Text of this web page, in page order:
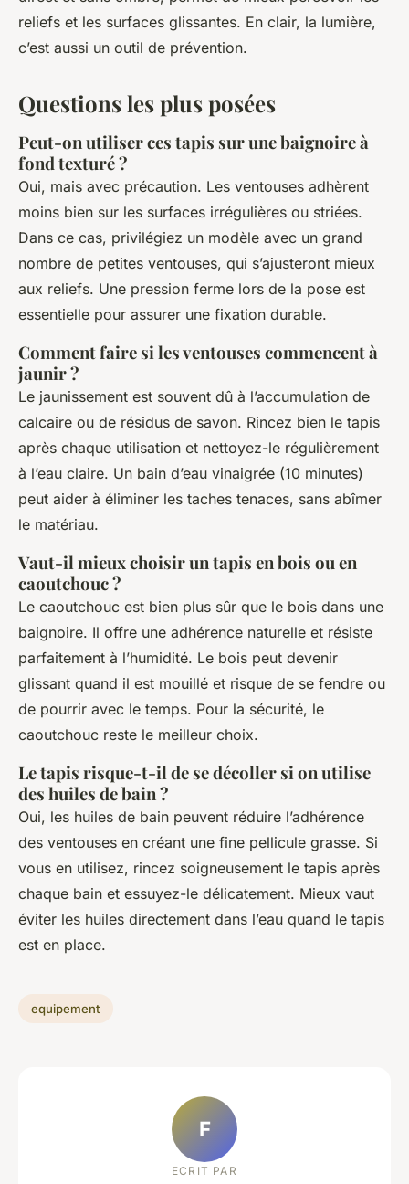
reliefs et les surfaces glissantes. En clair, la lumière,
c’est aussi un outil de prévention.
Questions les plus posées
Peut-on utiliser ces tapis sur une baignoire à
fond texturé ?
Oui, mais avec précaution. Les ventouses adhèrent
moins bien sur les surfaces irrégulières ou striées.
Dans ce cas, privilégiez un modèle avec un grand
nombre de petites ventouses, qui s’ajusteront mieux
aux reliefs. Une pression ferme lors de la pose est
essentielle pour assurer une fixation durable.
Comment faire si les ventouses commencent à
jaunir ?
Le jaunissement est souvent dû à l’accumulation de
calcaire ou de résidus de savon. Rincez bien le tapis
après chaque utilisation et nettoyez-le régulièrement
à l’eau claire. Un bain d’eau vinaigrée (10 minutes)
peut aider à éliminer les taches tenaces, sans abîmer
le matériau.
Vaut-il mieux choisir un tapis en bois ou en
caoutchouc ?
Le caoutchouc est bien plus sûr que le bois dans une
baignoire. Il offre une adhérence naturelle et résiste
parfaitement à l’humidité. Le bois peut devenir
glissant quand il est mouillé et risque de se fendre ou
de pourrir avec le temps. Pour la sécurité, le
caoutchouc reste le meilleur choix.
Le tapis risque-t-il de se décoller si on utilise
des huiles de bain ?
Oui, les huiles de bain peuvent réduire l’adhérence
des ventouses en créant une fine pellicule grasse. Si
vous en utilisez, rincez soigneusement le tapis après
chaque bain et essuyez-le délicatement. Mieux vaut
éviter les huiles directement dans l’eau quand le tapis
est en place.
equipement
F
ECRIT PAR